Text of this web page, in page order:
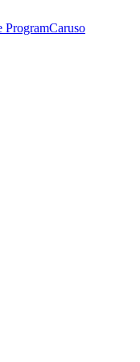
ProgramCaruso